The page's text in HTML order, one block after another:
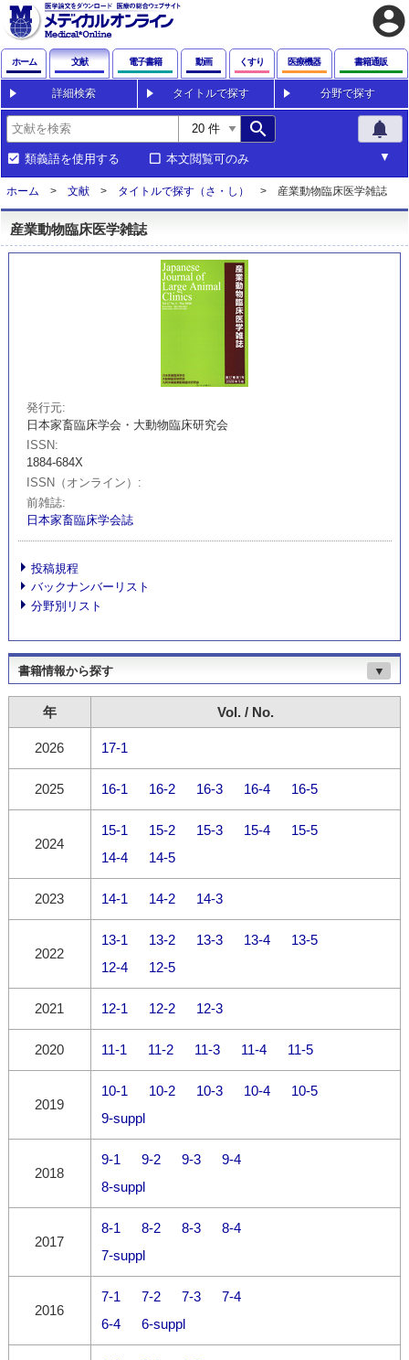
account_circle
ホーム 文献 電子書籍 動画 くすり 医療機器 書籍通販
詳細検索 タイトルで探す 分野で探す
search notifications
類義語を使用する 本文閲覧可のみ
ホーム 文献 タイトルで探す（さ・し） 産業動物臨床医学雑誌
産業動物臨床医学雑誌
発行元
日本家畜臨床学会・大動物臨床研究会
ISSN
1884-684X
ISSN（オンライン）
前雑誌
日本家畜臨床学会誌
投稿規程
バックナンバーリスト
分野別リスト
書籍情報から探す ▼
年 Vol. / No.
2026 17-1
2025 16-1 16-2 16-3 16-4 16-5
2024
15-1 15-2 15-3 15-4
15-5
14-4
14-5
2023 14-1 14-2 14-3
2022
13-1 13-2 13-3 13-4
13-5
12-4
12-5
2021 12-1 12-2 12-3
2020 11-1 11-2 11-3 11-4 11-5
2019
10-1 10-2 10-3 10-4
10-5
9-suppl
2018
9-1 9-2 9-3
9-4
8-suppl
2017
8-1 8-2 8-3
8-4
7-suppl
2016
7-1 7-2 7-3
7-4
6-4
6-suppl